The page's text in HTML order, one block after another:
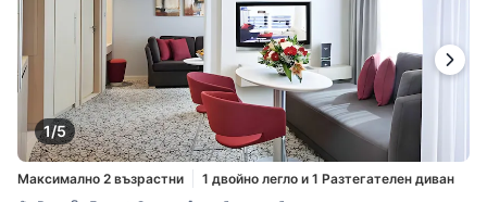
1/5
Максимално 2 възрастни
1 двойно легло и 1 Разтегателен диван